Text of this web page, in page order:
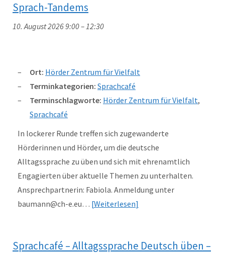
Sprach-Tandems
10. August 2026 9:00–12:30
Ort: Hörder Zentrum für Vielfalt
Terminkategorien: Sprachcafé
Terminschlagworte: Hörder Zentrum für Vielfalt,
Sprachcafé
In lockerer Runde treffen sich zugewanderte
Hörderinnen und Hörder, um die deutsche
Alltagssprache zu üben und sich mit ehrenamtlich
Engagierten über aktuelle Themen zu unterhalten.
Ansprechpartnerin: Fabiola. Anmeldung unter
baumann@ch-e.eu… Weiterlesen
Sprachcafé – Alltagssprache Deutsch üben –